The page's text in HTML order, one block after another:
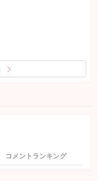
コメントランキング